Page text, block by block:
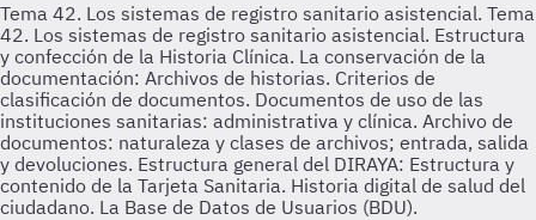
Tema 42. Los sistemas de registro sanitario asistencial. Tema
42. Los sistemas de registro sanitario asistencial. Estructura
y confección de la Historia Clínica. La conservación de la
documentación: Archivos de historias. Criterios de
clasificación de documentos. Documentos de uso de las
instituciones sanitarias: administrativa y clínica. Archivo de
documentos: naturaleza y clases de archivos; entrada, salida
y devoluciones. Estructura general del DIRAYA: Estructura y
contenido de la Tarjeta Sanitaria. Historia digital de salud del
ciudadano. La Base de Datos de Usuarios (BDU).